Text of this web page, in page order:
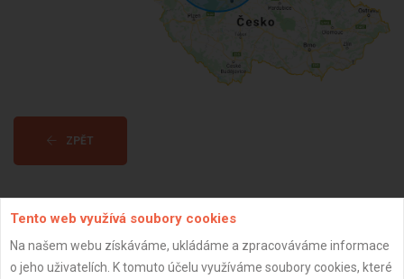
ZPĚT
Tento web využívá soubory cookies
Na našem webu získáváme, ukládáme a zpracováváme informace
o jeho uživatelích. K tomuto účelu využíváme soubory cookies, které